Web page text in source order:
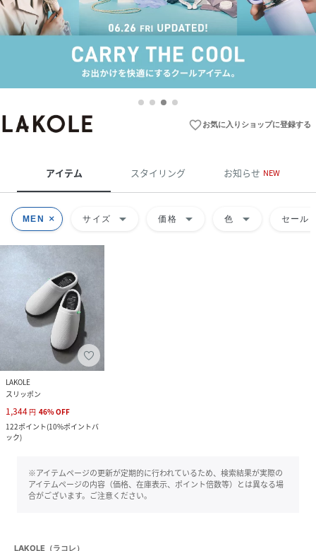
favorite_borderお気に入りショップに登録する
アイテム スタイリング お知らせ NEW
MEN サイズ arrow_drop_down 価格 arrow_drop_down 色 arrow_drop_down セール
LAKOLE
スリッポン
1,344 円 46%OFF
122ポイント(10%ポイントバ
ック)
※アイテムページの更新が定期的に行われているため、検索結果が実際の
アイテムページの内容（価格、在庫表示、ポイント倍数等）とは異なる場
合がございます。ご注意ください。
LAKOLE（ラコレ）